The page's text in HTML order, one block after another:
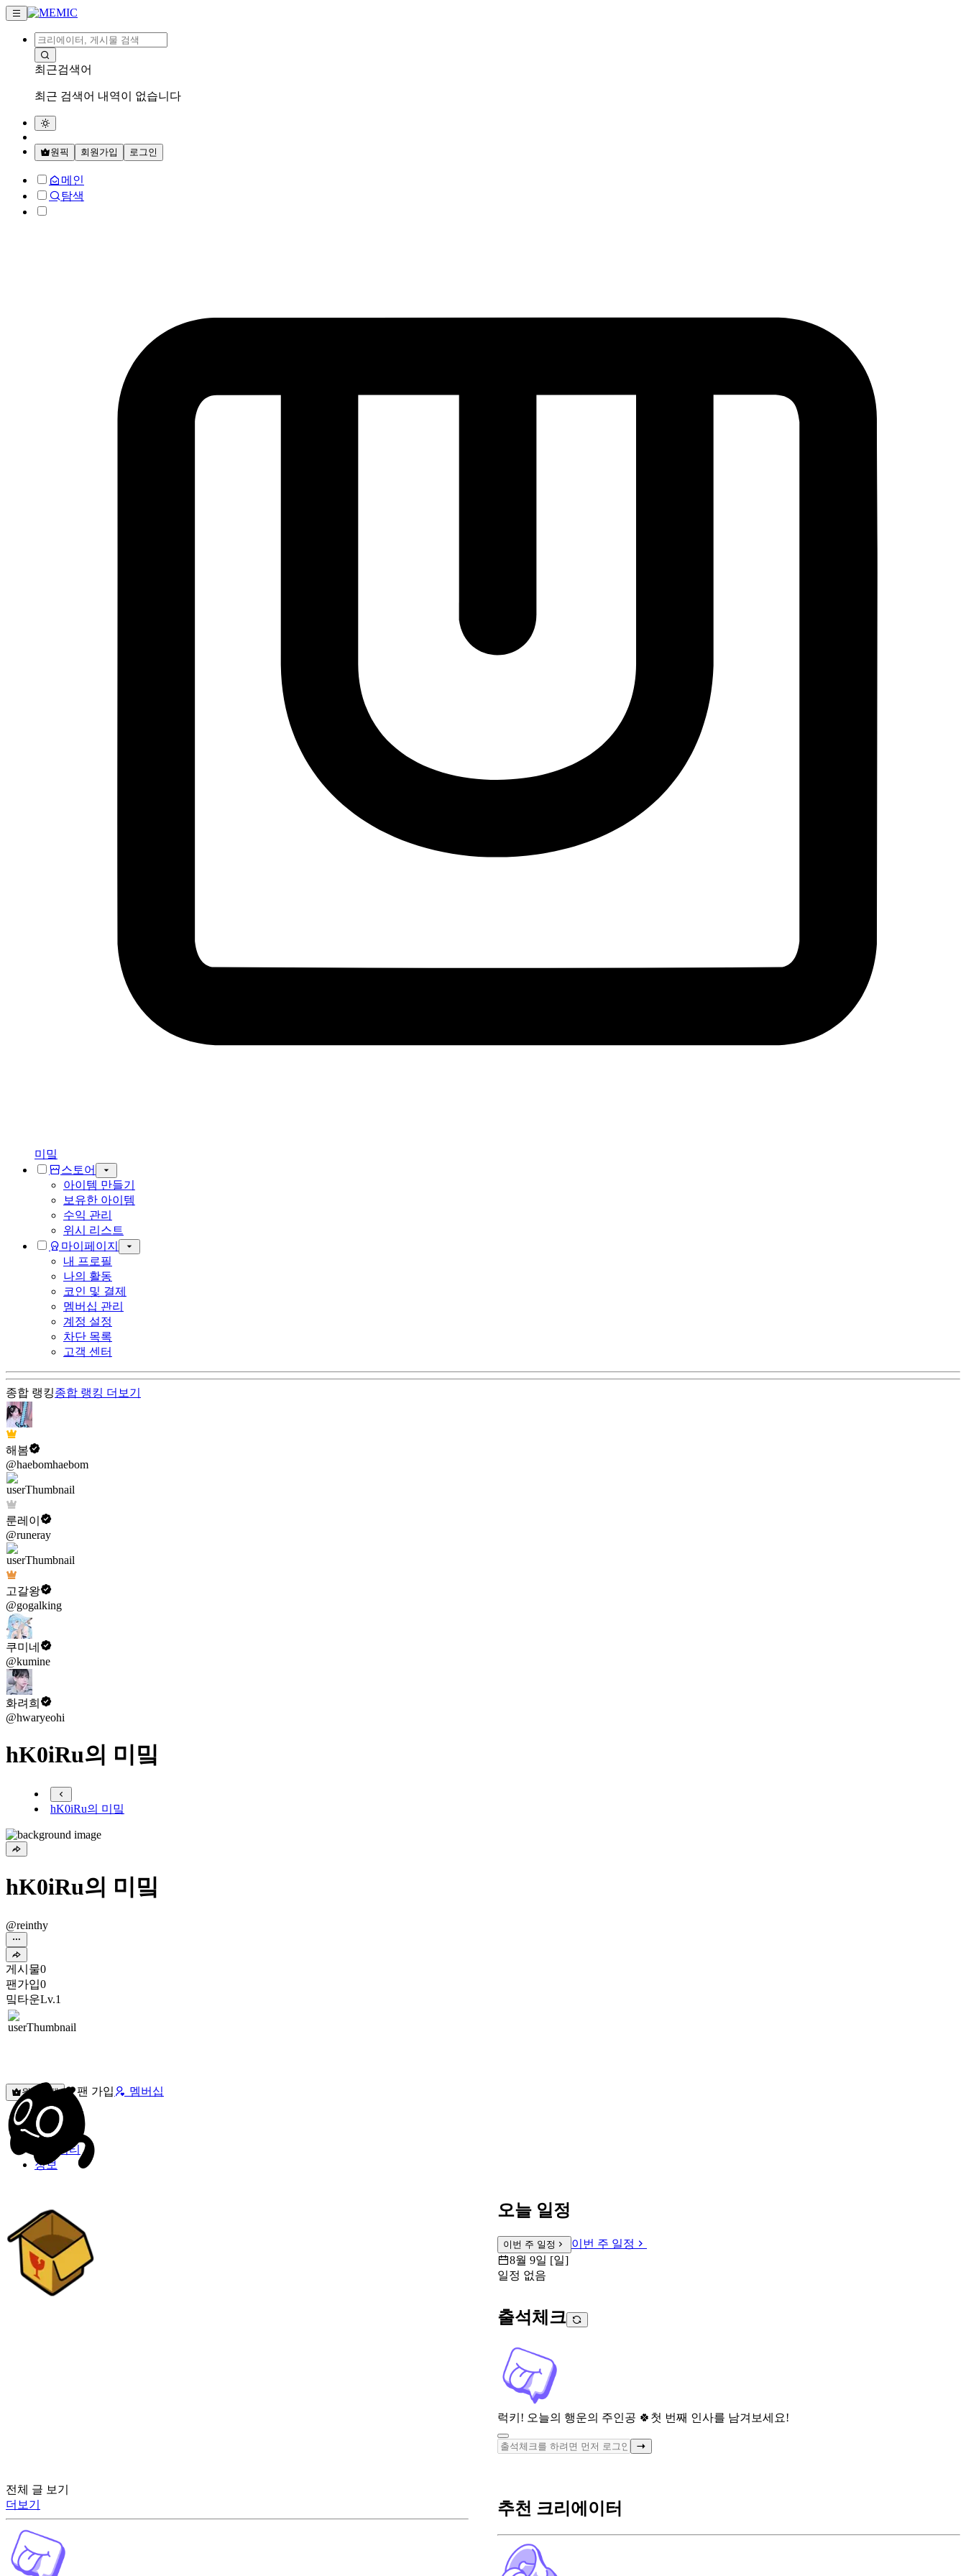
최근검색어
최근 검색어 내역이 없습니다
원픽 회원가입 로그인
메인
탐색
미밐
스토어
아이템 만들기
보유한 아이템
수익 관리
위시 리스트
마이페이지
내 프로필
나의 활동
코인 및 결제
멤버십 관리
계정 설정
차단 목록
고객 센터
종합 랭킹종합 랭킹 더보기
해봄
@haebomhaebom
룬레이
@runeray
고갈왕
@gogalking
쿠미네
@kumine
화려희
@hwaryeohi
hK0iRu의 미밐
hK0iRu의 미밐
hK0iRu의 미밐
@reinthy
게시물0
팬가입0
밐타운Lv.1
원픽선택 팬 가입 멤버십
밐타운
피드
커뮤니티
정보
오늘 일정
이번 주 일정
이번 주 일정
8월 9일 [일]
일정 없음
출석체크
럭키! 오늘의 행운의 주인공 🍀 첫 번째 인사를 남겨보세요!
전체 글 보기
더보기
추천 크리에이터